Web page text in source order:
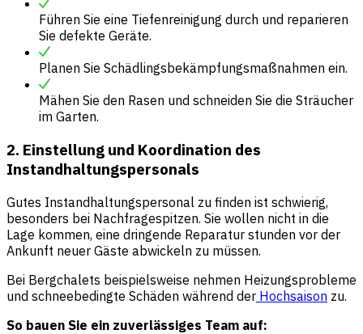
Führen Sie eine Tiefenreinigung durch und reparieren
Sie defekte Geräte.
Planen Sie Schädlingsbekämpfungsmaßnahmen ein.
Mähen Sie den Rasen und schneiden Sie die Sträucher
im Garten.
2. Einstellung und Koordination des
Instandhaltungspersonals
Gutes Instandhaltungspersonal zu finden ist schwierig,
besonders bei Nachfragespitzen. Sie wollen nicht in die
Lage kommen, eine dringende Reparatur stunden vor der
Ankunft neuer Gäste abwickeln zu müssen.
Bei Bergchalets beispielsweise nehmen Heizungsprobleme
und schneebedingte Schäden während der Hochsaison zu.
So bauen Sie ein zuverlässiges Team auf: